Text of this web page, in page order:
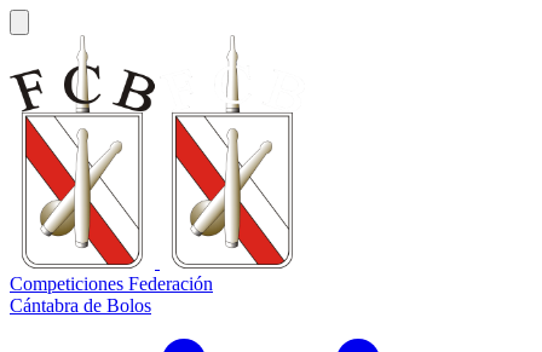
Competiciones Federación
Cántabra de Bolos